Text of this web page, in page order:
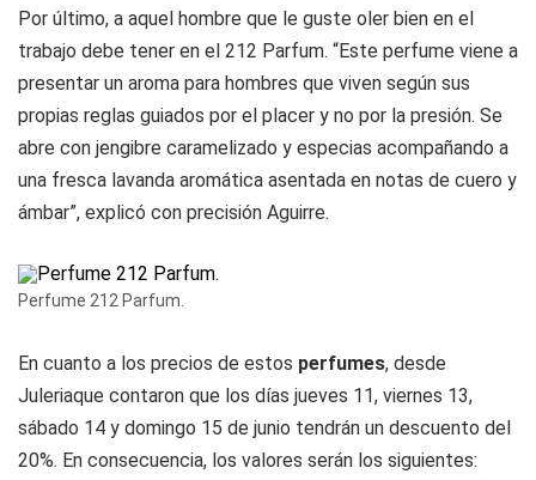
Por último, a aquel hombre que le guste oler bien en el
trabajo debe tener en el 212 Parfum. “Este perfume viene a
presentar un aroma para hombres que viven según sus
propias reglas guiados por el placer y no por la presión. Se
abre con jengibre caramelizado y especias acompañando a
una fresca lavanda aromática asentada en notas de cuero y
ámbar”, explicó con precisión Aguirre.
Perfume 212 Parfum.
En cuanto a los precios de estos perfumes, desde
Juleriaque contaron que los días jueves 11, viernes 13,
sábado 14 y domingo 15 de junio tendrán un descuento del
20%. En consecuencia, los valores serán los siguientes: